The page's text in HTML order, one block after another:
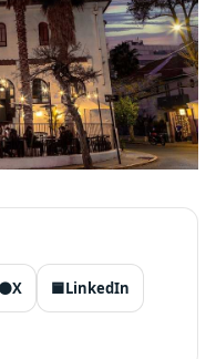
⚫X 🟦LinkedIn